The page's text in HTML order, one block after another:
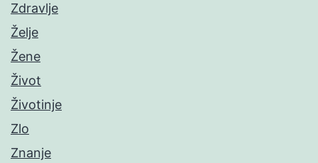
Zdravlje
Želje
Žene
Život
Životinje
Zlo
Znanje